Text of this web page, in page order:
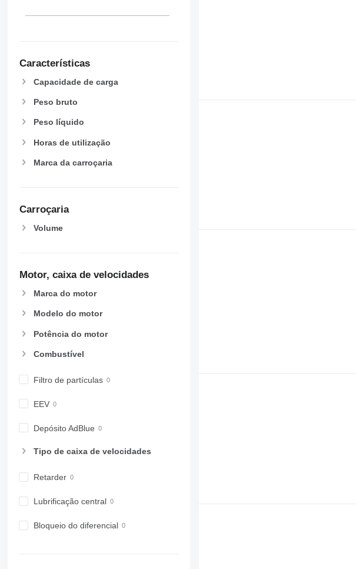
Características
Capacidade de carga
Peso bruto
Peso líquido
Horas de utilização
Marca da carroçaria
Carroçaria
Volume
Motor, caixa de velocidades
Marca do motor
Modelo do motor
Potência do motor
Combustível
Filtro de partículas
EEV
Depósito AdBlue
Tipo de caixa de velocidades
Retarder
Lubrificação central
Bloqueio do diferencial